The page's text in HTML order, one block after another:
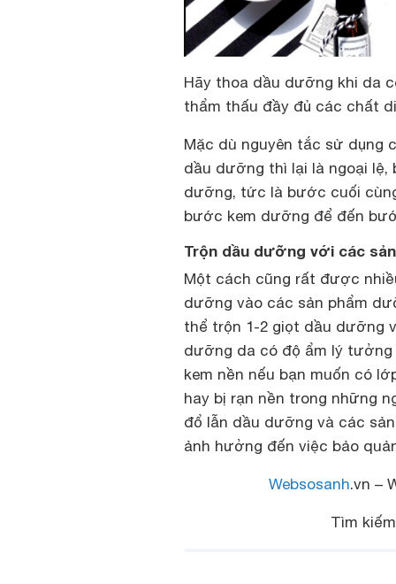
Hãy thoa dầu dưỡng khi da
thẩm thấu đầy đủ các chất
Mặc dù nguyên tắc sử dụng
dầu dưỡng thì lại là ngoại
dưỡng, tức là bước cuối
bước kem dưỡng để đến
Trộn dầu dưỡng với các
Một cách cũng rất được
dưỡng vào các sản phẩm
thể trộn 1-2 giọt dầu dưỡng
dưỡng da có độ ẩm lý
kem nền nếu bạn muốn có
hay bị rạn nền trong những
đổ lẫn dầu dưỡng và các
ảnh hưởng đến việc bảo
Websosanh.vn –
Tìm